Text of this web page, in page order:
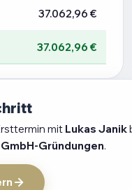
37.062,96 €
37.062,96 €
mit Lukas Janik
Gründungen.